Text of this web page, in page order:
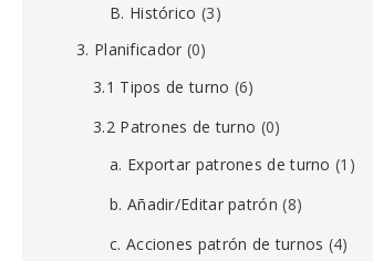
B. Histórico (3)
3. Planificador (0)
3.1 Tipos de turno (6)
3.2 Patrones de turno (0)
a. Exportar patrones de turno (1)
b. Añadir/Editar patrón (8)
c. Acciones patrón de turnos (4)